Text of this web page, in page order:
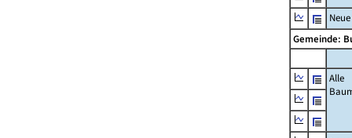
Gemeinde:
Alle